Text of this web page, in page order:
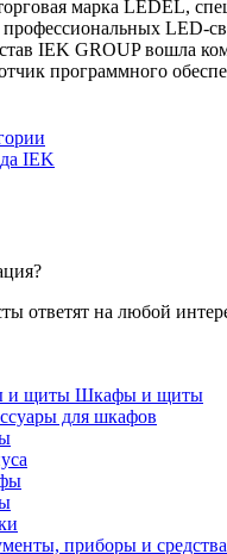
марка LEDEL,
профессиональных LED-
IEK GROUP вошла
программного
IEK
ответят на любой
Шкафы и щиты
для шкафов